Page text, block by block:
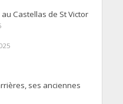
Castellas de St Victor
ses anciennes